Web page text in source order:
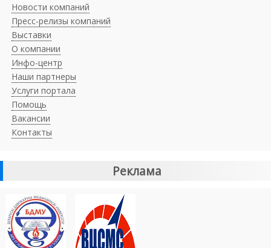
Новости компаний
Пресс-релизы компаний
Выставки
О компании
Инфо-центр
Наши партнеры
Услуги портала
Помощь
Вакансии
Контакты
Реклама